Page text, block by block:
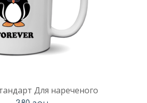
Для нареченого